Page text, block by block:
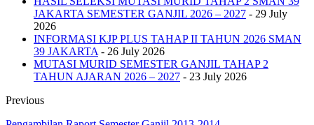
JAKARTA SEMESTER GANJIL 2026 – 2027 - 29 July
2026
INFORMASI KJP PLUS TAHAP II TAHUN 2026 SMAN
39 JAKARTA - 26 July 2026
MUTASI MURID SEMESTER GANJIL TAHAP 2
TAHUN AJARAN 2026 – 2027 - 23 July 2026
Previous